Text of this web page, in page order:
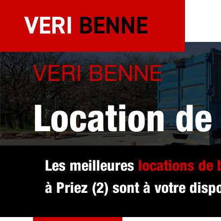
contenu
VERI BENNE
Location de
Les meilleures locations de
à Priez (2) sont à votre